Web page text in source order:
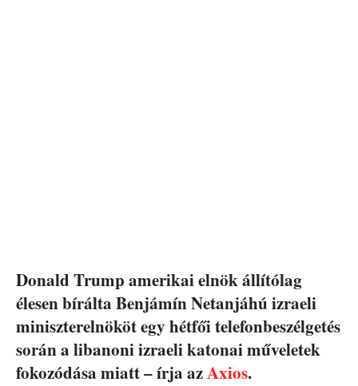
Donald Trump amerikai elnök állítólag
élesen bírálta Benjámín Netanjáhú izraeli
miniszterelnököt egy hétfői telefonbeszélgetés
során a libanoni izraeli katonai műveletek
fokozódása miatt – írja azAxios.